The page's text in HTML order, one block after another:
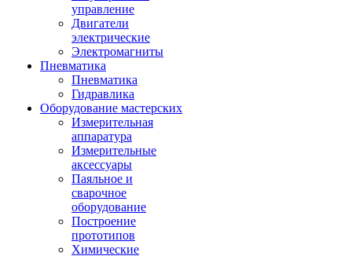
управление
Двигатели
электрические
Электромагниты
Пневматика
Пневматика
Гидравлика
Оборудование мастерских
Измерительная
аппаратура
Измерительные
аксессуары
Паяльное и
сварочное
оборудование
Построение
прототипов
Химические